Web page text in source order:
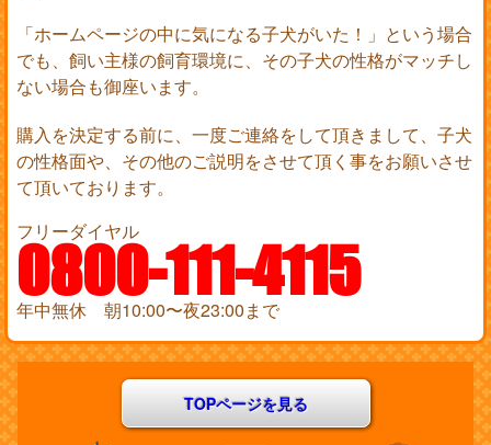
「ホームページの中に気になる子犬がいた！」という場合
でも、飼い主様の飼育環境に、その子犬の性格がマッチし
ない場合も御座います。
購入を決定する前に、一度ご連絡をして頂きまして、子犬
の性格面や、その他のご説明をさせて頂く事をお願いさせ
て頂いております。
フリーダイヤル
0800-111-4115
年中無休 朝10:00〜夜23:00まで
TOPページを見る